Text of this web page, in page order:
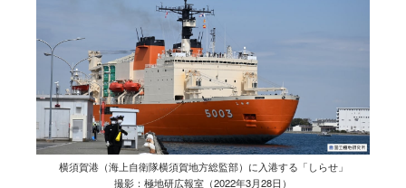
横須賀港（海上自衛隊横須賀地方総監部）に入港する「しらせ」
撮影：極地研広報室（2022年3月28日）